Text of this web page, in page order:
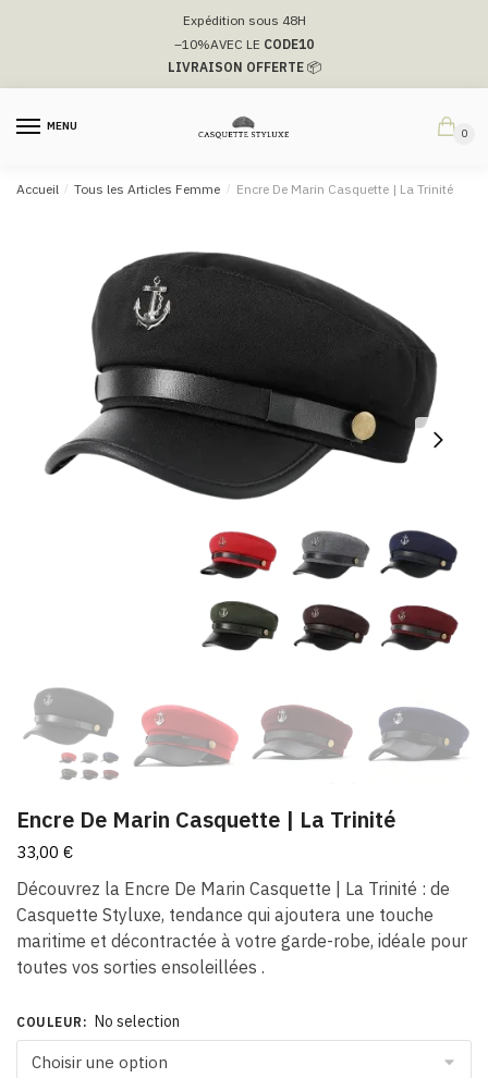
navigation
Expédition sous 48H
–10%AVEC LE CODE10
LIVRAISON OFFERTE📦
MENU
0
Accueil / Tous les Articles Femme / Encre De Marin Casquette | La Trinité
Encre De Marin Casquette | La Trinité
33,00 €
Découvrez la Encre De Marin Casquette | La Trinité : de
Casquette Styluxe, tendance qui ajoutera une touche
maritime et décontractée à votre garde-robe, idéale pour
toutes vos sorties ensoleillées .
COULEUR : No selection